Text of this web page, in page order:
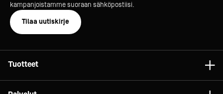
kampanjoistamme suoraan sähköpostiisi.
Tilaa uutiskirje
Tuotteet